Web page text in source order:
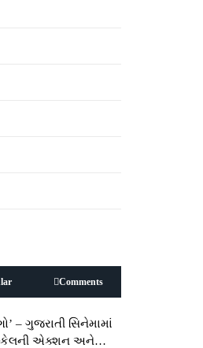
Comments
– ગુજરાતી સિનેમામાં
એક્શન અને